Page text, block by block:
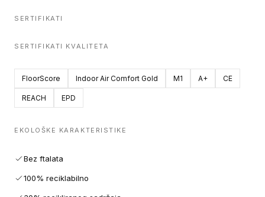
SERTIFIKATI
SERTIFIKATI KVALITETA
FloorScore Indoor Air Comfort Gold M1 A+ CE
REACH EPD
EKOLOŠKE KARAKTERISTIKE
Bez ftalata
100% reciklabilno